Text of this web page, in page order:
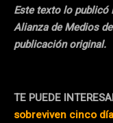
Este texto lo publicó
Alianza de Medios
publicación original.
TE PUEDE
sobreviven cinco